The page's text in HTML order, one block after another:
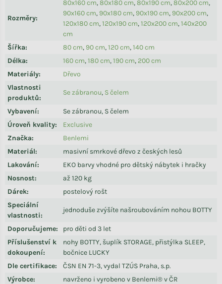
Rozměry:
80x160 cm,80x180 cm,80x190 cm,80x200 cm,
90x160 cm, 90x180 cm, 90x190 cm, 90x200 cm,
120x180 cm,120x190 cm,120x200 cm,140x200
cm
Šířka: 80 cm, 90 cm,120 cm,140 cm
Délka: 160 cm,180 cm,190 cm, 200 cm
Materiály:
Dřevo
Vlastnosti
produktů:
Se zábranou, S čelem
Vybavení:
Se zábranou, S čelem
Úroveň kvality:
Exclusive
Značka:
Benlemi
Materiál:
masivní smrkové dřevo z českých lesů
Lakování:
EKO barvy vhodné pro dětský nábytek i hračky
Nosnost:
až 120 kg
Dárek:
postelový rošt
Speciální
vlastnosti:
jednoduše zvýšíte našroubováním nohou BOTTY
Doporučujeme:
pro děti od 3 let
Příslušenství k
dokoupení:
nohy BOTTY, šuplík STORAGE, přistýlka SLEEP,
bočnice LUCKY
Dle certifikace:
ČSN EN 71-3, vydal TZÚS Praha, s.p.
Výrobce: navrženo i vyrobeno v Benlemi® v ČR